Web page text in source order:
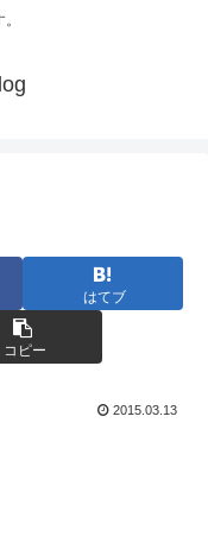
はてブ
コピー
2015.03.13